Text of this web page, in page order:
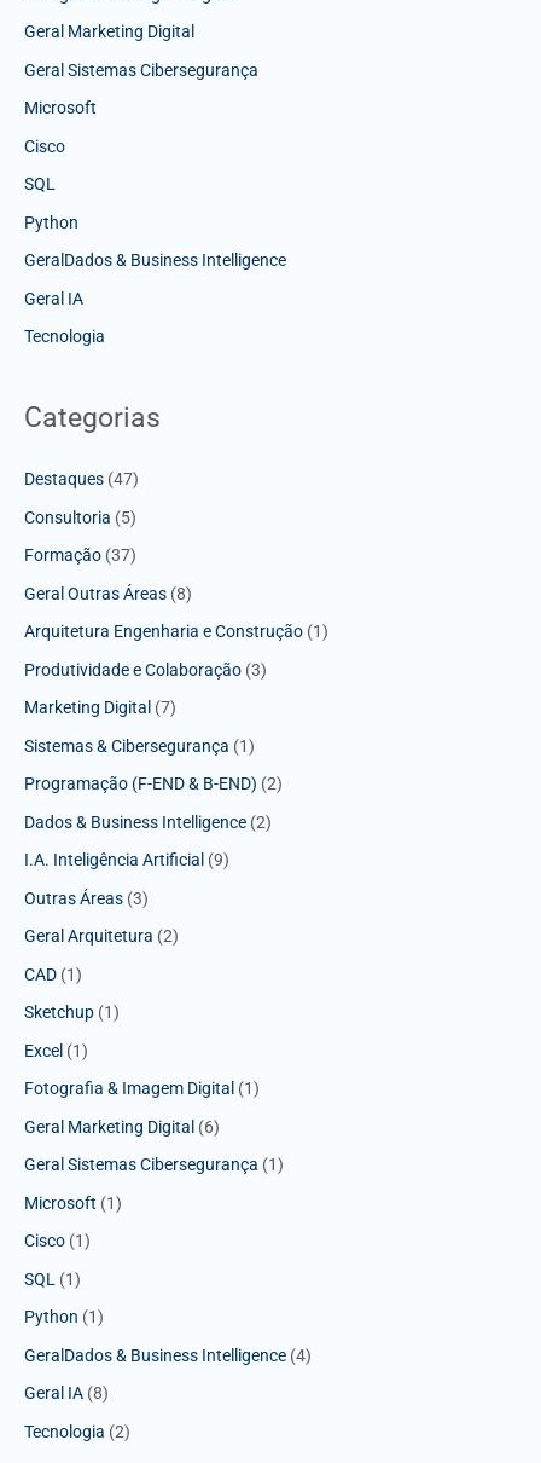
Geral Marketing Digital
Geral Sistemas Cibersegurança
Microsoft
Cisco
SQL
Python
GeralDados & Business Intelligence
Geral IA
Tecnologia
Categorias
Destaques (47)
Consultoria (5)
Formação (37)
Geral Outras Áreas (8)
Arquitetura Engenharia e Construção (1)
Produtividade e Colaboração (3)
Marketing Digital (7)
Sistemas & Cibersegurança (1)
Programação (F-END & B-END) (2)
Dados & Business Intelligence (2)
I.A. Inteligência Artificial (9)
Outras Áreas (3)
Geral Arquitetura (2)
CAD (1)
Sketchup (1)
Excel (1)
Fotografia & Imagem Digital (1)
Geral Marketing Digital (6)
Geral Sistemas Cibersegurança (1)
Microsoft (1)
Cisco (1)
SQL (1)
Python (1)
GeralDados & Business Intelligence (4)
Geral IA (8)
Tecnologia (2)